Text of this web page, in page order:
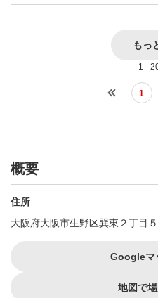
もっ
1 -
1
概要
住所
大阪府大阪市生野区巽東２丁目
Googleマ
地図で